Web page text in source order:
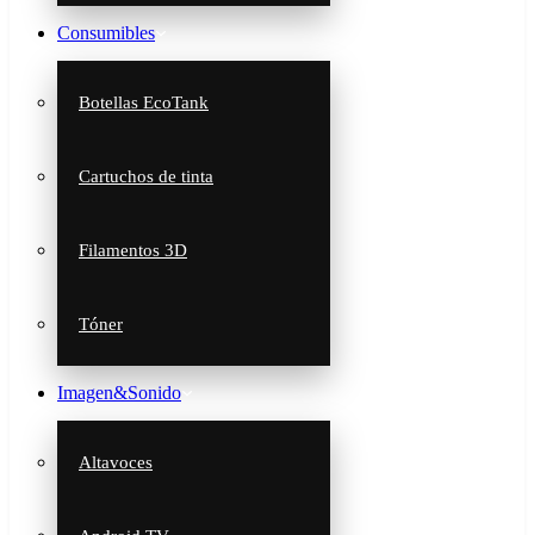
Consumibles
Botellas EcoTank
Cartuchos de tinta
Filamentos 3D
Tóner
Imagen&Sonido
Altavoces